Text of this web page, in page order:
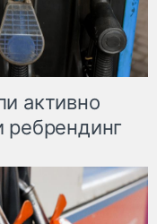
активно
ребрендинг